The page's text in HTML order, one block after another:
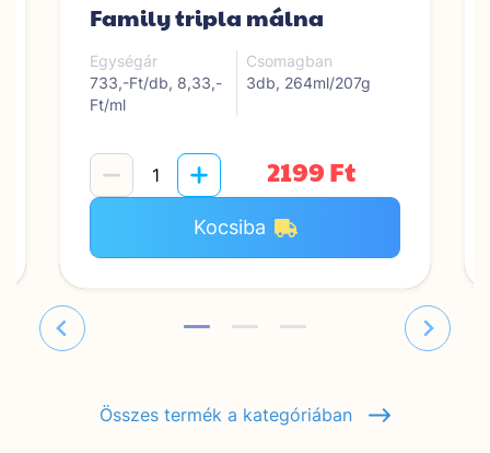
Family tripla málna
Egységár
733,-Ft/db, 8,33,-
Ft/ml
Csomagban
3db, 264ml/207g
2199 Ft
Kocsiba
Összes termék a kategóriában